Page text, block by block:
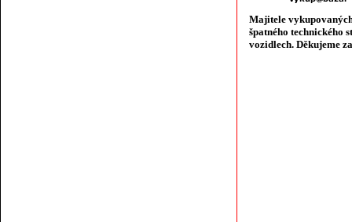
Majitele
špatného technického
vozidlech. Děkujeme